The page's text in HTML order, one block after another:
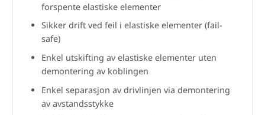
forspente elastiske elementer
Sikker drift ved feil i elastiske elementer (fail-
safe)
Enkel utskifting av elastiske elementer uten
demontering av koblingen
Enkel separasjon av drivlinjen via demontering
av avstandsstykke